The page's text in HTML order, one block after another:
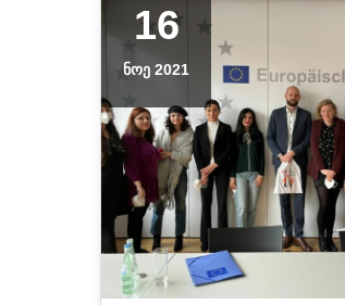
16
ᲜᲝᲔ 2021